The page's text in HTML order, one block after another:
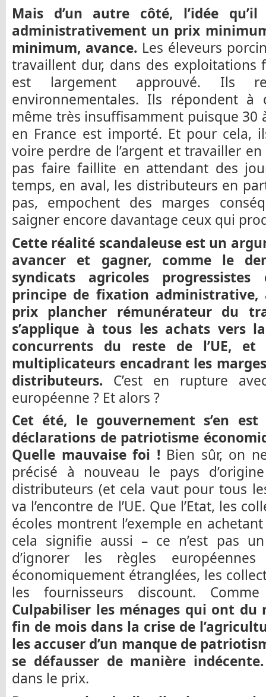
Mais d’un autre côté, l’idée
administrativement un prix
minimum, avance. Les éleveurs
travaillent dur, dans des exploitations
est largement approuvé. Ils
environnementales. Ils répondent
même très insuffisamment puisque 30
en France est importé. Et pour cela,
voire perdre de l’argent et travailler
pas faire faillite en attendant des
temps, en aval, les distributeurs en
pas, empochent des marges
saigner encore davantage ceux qui
Cette réalité scandaleuse est un
avancer et gagner, comme le
syndicats agricoles
principe de fixation administrative,
prix plancher rémunérateur du
s’applique à tous les achats vers
concurrents du reste de l’UE, et
multiplicateurs encadrant les
distributeurs. C’est en rupture
européenne ? Et alors ?
Cet été, le gouvernement s’en
déclarations de patriotisme
Quelle mauvaise foi !Bien sûr, on
précisé à nouveau le pays
distributeurs (et cela vaut pour tous
va l’encontre de l’UE. Que l’Etat, les
écoles montrent l’exemple en
cela signifie aussi – ce n’est pas
d’ignorer les règles européennes
économiquement étranglées, les
les fournisseurs discount.
Culpabiliser les ménages qui ont du
fin de mois dans la crise de
les accuser d’un manque de
se défausser de manière indécente.
dans le prix.